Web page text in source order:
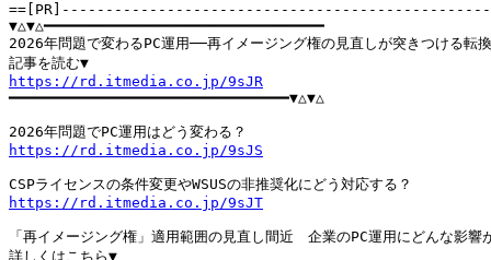
▼△▼△━━━━━━━━━━━━━━━━━━━━━━━━━━━━━━━━
2026年問題で変わるPC運用──再イメージング権の見直しが突きつける転
https://rd.itmedia.co.jp/9sJR
━━━━━━━━━━━━━━━━━━━━━━━━━━━━━━━━▼△▼△
https://rd.itmedia.co.jp/9sJS
https://rd.itmedia.co.jp/9sJT
「再イメージング権」適用範囲の見直し間近　企業のPC運用にどんな影響